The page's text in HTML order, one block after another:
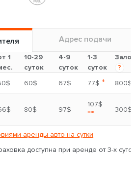
Адрес подачи
1
10-29
суток
4-9
суток
1-3
суток
Залог
?
60$ 67$ 77$ *
800$
80$ 97$
107$
** 300$
аренды авто на сутки
доступна при аренде от 3-х суток